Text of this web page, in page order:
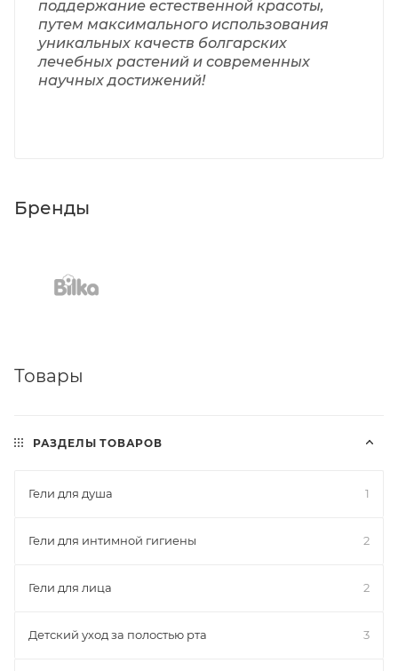
поддержание естественной красоты,
путем максимального использования
уникальных качеств болгарских
лечебных растений и современных
научных достижений!
Бренды
Товары
РАЗДЕЛЫ ТОВАРОВ
Гели для душа 1
Гели для интимной гигиены 2
Гели для лица 2
Детский уход за полостью рта 3